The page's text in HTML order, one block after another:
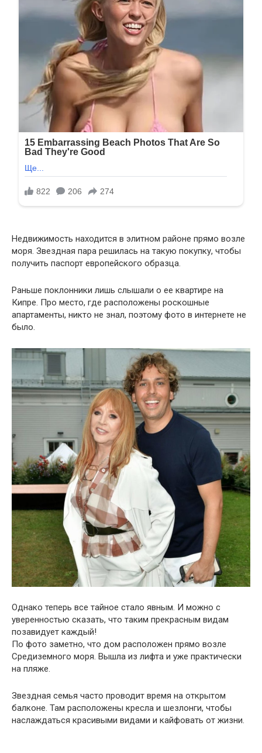
Недвижимость находится в элитном районе прямо возле
моря. Звездная пара решилась на такую покупку, чтобы
получить паспорт европейского образца.
Раньше поклонники лишь слышали о ее квартире на
Кипре. Про место, где расположены роскошные
апартаменты, никто не знал, поэтому фото в интернете не
было.
Однако теперь все тайное стало явным. И можно с
уверенностью сказать, что таким прекрасным видам
позавидует каждый!
По фото заметно, что дом расположен прямо возле
Средиземного моря. Вышла из лифта и уже практически
на пляже.
Звездная семья часто проводит время на открытом
балконе. Там расположены кресла и шезлонги, чтобы
наслаждаться красивыми видами и кайфовать от жизни.